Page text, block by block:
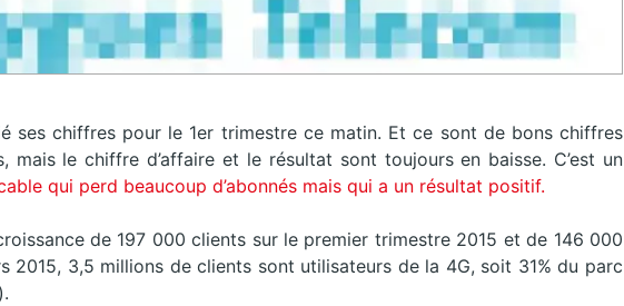
ses chiffres pour le 1er trimestre ce matin. Et ce sont de bons chiffres
mais le chiffre d’affaire et le résultat sont toujours en baisse. C’est un
qui perd beaucoup d’abonnés mais qui a un résultat positif.
de 197 000 clients sur le premier trimestre 2015 et de 146 000
2015, 3,5 millions de clients sont utilisateurs de la 4G, soit 31% du parc